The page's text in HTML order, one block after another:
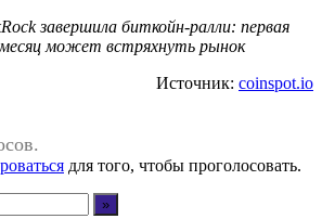
завершила биткойн-ралли: первая
может встряхнуть рынок
Источник: coinspot.io
для того, чтобы проголосовать.